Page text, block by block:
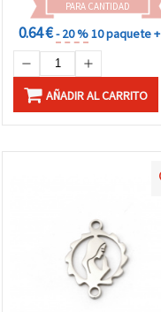
PARA CANTIDAD
0.64 €- 20 %10 paquete +
AÑADIR AL CARRITO